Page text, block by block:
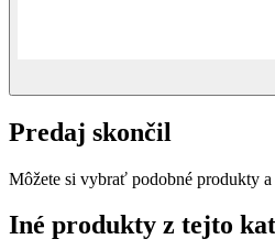
Predaj skončil
Môžete si vybrať podobné produkty a
Iné produkty z tejto